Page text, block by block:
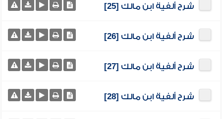
شرح ألفية ابن مالك [25]
شرح ألفية ابن مالك [26]
شرح ألفية ابن مالك [27]
شرح ألفية ابن مالك [28]